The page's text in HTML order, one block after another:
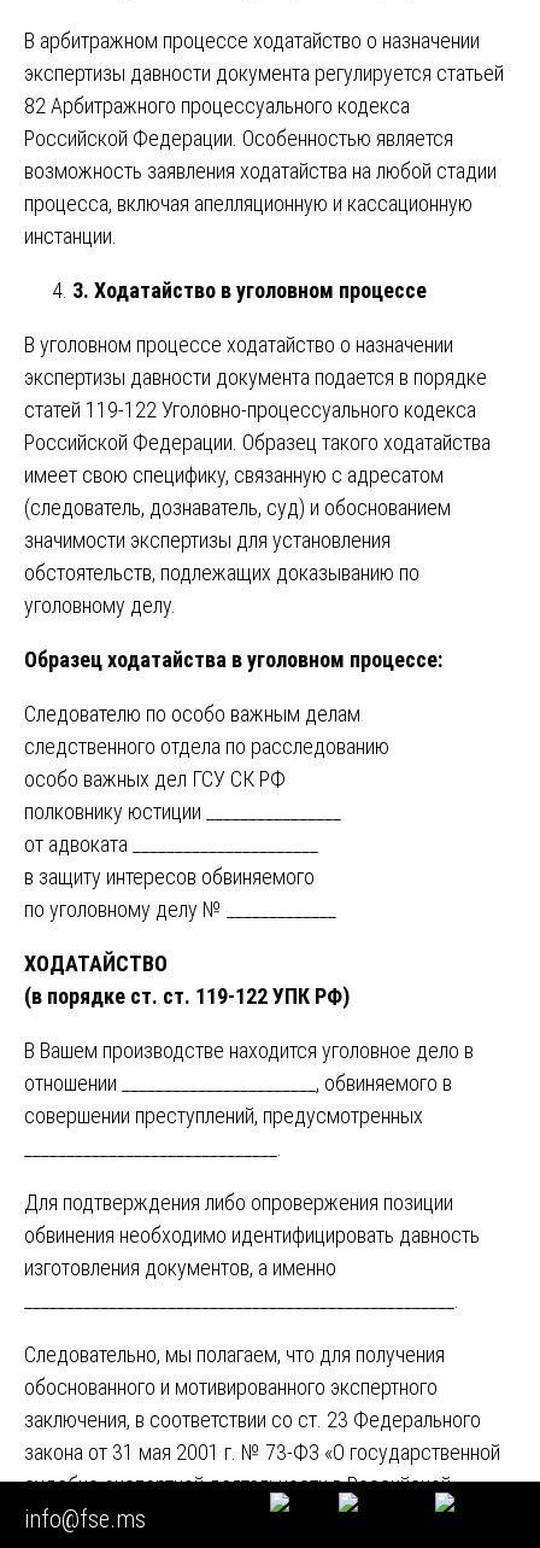
В арбитражном процессе ходатайство о назначении
экспертизы давности документа регулируется статьей
82 Арбитражного процессуального кодекса
Российской Федерации. Особенностью является
возможность заявления ходатайства на любой стадии
процесса, включая апелляционную и кассационную
инстанции.
3. Ходатайство в уголовном процессе
В уголовном процессе ходатайство о назначении
экспертизы давности документа подается в порядке
статей 119-122 Уголовно-процессуального кодекса
Российской Федерации. Образец такого ходатайства
имеет свою специфику, связанную с адресатом
(следователь, дознаватель, суд) и обоснованием
значимости экспертизы для установления
обстоятельств, подлежащих доказыванию по
уголовному делу.
Образец ходатайства в уголовном процессе:
Следователю по особо важным делам
следственного отдела по расследованию
особо важных дел ГСУ СК РФ
полковнику юстиции ________________
от адвоката ______________________
в защиту интересов обвиняемого
по уголовному делу № _____________
ХОДАТАЙСТВО
(в порядке ст. ст. 119-122 УПК РФ)
В Вашем производстве находится уголовное дело в
отношении _______________________, обвиняемого в
совершении преступлений, предусмотренных
Для подтверждения либо опровержения позиции
обвинения необходимо идентифицировать давность
изготовления документов, а именно
Следовательно, мы полагаем, что для получения
обоснованного и мотивированного экспертного
заключения, в соответствии со ст. 23 Федерального
закона от 31 мая 2001 г. № 73-ФЗ «О государственной
судебно-экспертной деятельности в Российской
Федерации»; ч. 4 ст. 7; ст. 73; ч. 1. ст. 74 УПК РФ, в
info@fse.ms